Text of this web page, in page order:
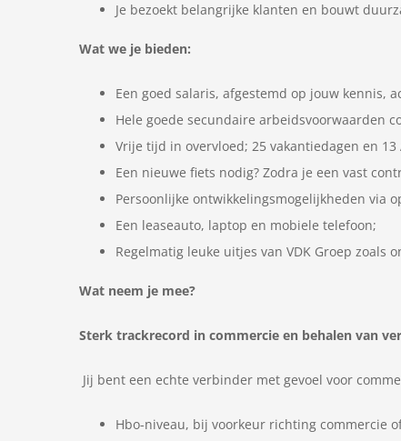
Je bezoekt belangrijke klanten en bouwt
Wat we je bieden:
Een goed salaris, afgestemd op jouw kennis,
Hele goede secundaire arbeidsvoorwaarden
Vrije tijd in overvloed; 25 vakantiedagen en
Een nieuwe fiets nodig? Zodra je een vast
Persoonlijke ontwikkelingsmogelijkheden via
Een leaseauto, laptop en mobiele telefoon;
Regelmatig leuke uitjes van VDK Groep
Wat neem je mee?
Sterk trackrecord in commercie en behalen van
Jij bent een echte verbinder met gevoel voor
Hbo-niveau, bij voorkeur richting commercie